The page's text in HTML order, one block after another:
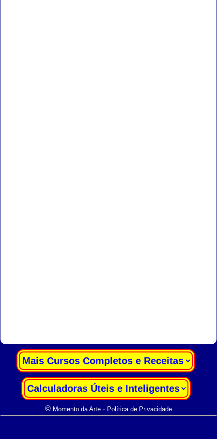
© Momento da Arte- Política de Privacidade